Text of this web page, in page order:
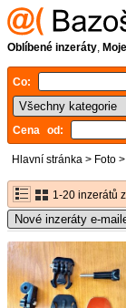
Oblíbené inzeráty,
Co:
Cena od:
Hlavní stránka > Foto >
1-20 inzerátů
Nové inzeráty e-